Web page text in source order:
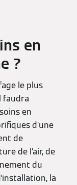
en
?
le plus
faudra
en
d’une
de
de l’air, de
du
la